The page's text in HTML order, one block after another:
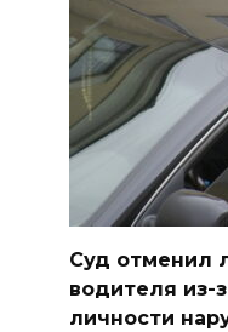
Суд отменил
водителя из-
личности